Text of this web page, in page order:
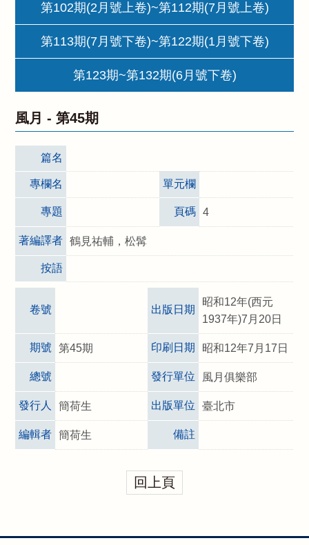
第102期(2月號上卷)~第112期(7月號上卷)
第113期(7月號下卷)~第122期(1月號下卷)
第123期~第132期(6月號下卷)
風月 -第45期
篇名
專欄名 單元欄
專題 頁碼 4
著編譯者 鶴見祐輔，松髯
按語
卷號 出版日期
昭和12年(西元
1937年)7月20日
期號 第45期 印刷日期 昭和12年7月17日
總號 發行單位 風月俱樂部
發行人 簡荷生 出版單位 臺北市
編輯者 簡荷生 備註
回上頁